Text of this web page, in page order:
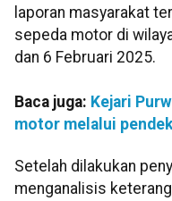
laporan masyarakat
sepeda motor di
dan 6 Februari 2025.
Baca juga: Kejari
motor melalui
Setelah dilakukan
menganalisis